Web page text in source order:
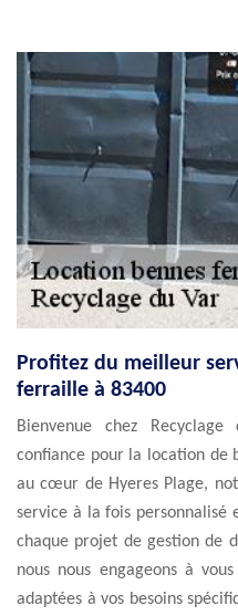
Profitez du meilleur
ferraille à 83400
Bienvenue chez
confiance pour la location de
au cœur de Hyeres Plage,
service à la fois personnalisé
chaque projet de gestion de
nous nous engageons à
adaptées à vos besoins